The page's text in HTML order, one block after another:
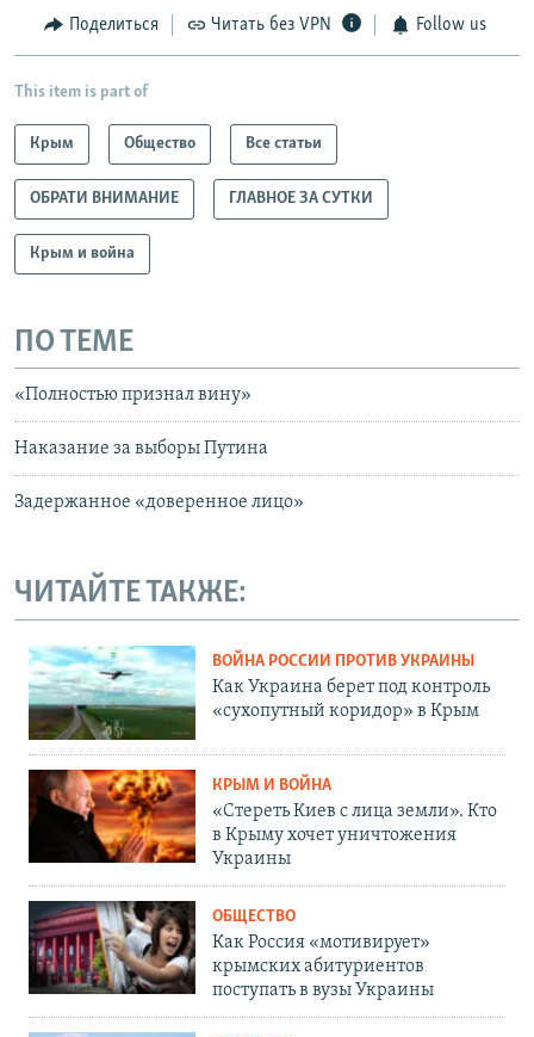
Поделиться Читать без VPN Follow us
This item is part of
Крым Общество Все статьи
ОБРАТИ ВНИМАНИЕ ГЛАВНОЕ ЗА СУТКИ
Крым и война
ПО ТЕМЕ
«Полностью признал вину»
Наказание за выборы Путина
Задержанное «доверенное лицо»
ЧИТАЙТЕ ТАКЖЕ:
ВОЙНА РОССИИ ПРОТИВ УКРАИНЫ
Как Украина берет под контроль
«сухопутный коридор» в Крым
КРЫМ И ВОЙНА
«Стереть Киев с лица земли». Кто
в Крыму хочет уничтожения
Украины
ОБЩЕСТВО
Как Россия «мотивирует»
крымских абитуриентов
поступать в вузы Украины